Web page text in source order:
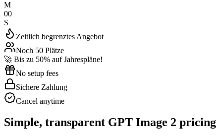
M
00
S
Zeitlich begrenztes Angebot
Noch 50 Plätze
🚀 Bis zu 50% auf Jahrespläne!
No setup fees
Sichere Zahlung
Cancel anytime
Simple, transparent GPT Image 2 pricing